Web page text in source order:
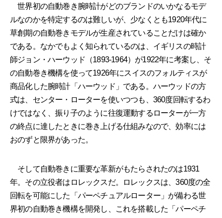
世界初の自動巻き腕時計がどのブランドのいかなるモデ
ルなのかを特定するのは難しいが、少なくとも1920年代に
草創期の自動巻きモデルが生産されていることだけは確か
である。なかでもよく知られているのは、イギリスの時計
師ジョン・ハーウッド（1893-1964）が1922年に考案し、そ
の自動巻き機構を使って1926年にスイスのフォルティスが
商品化した腕時計「ハーウッド」である。ハーウッドの方
式は、センター・ローターを使いつつも、360度回転するわ
けではなく、振り子のように往復運動するローターが一方
の終点に達したときに巻き上げる仕組みなので、効率には
おのずと限界があった。
そして自動巻きに重要な革新がもたらされたのは1931
年。その立役者はロレックスだ。ロレックスは、360度の全
回転を可能にした「パーペチュアルローター」が備わる世
界初の自動巻き機構を開発し、これを搭載した「パーペチ